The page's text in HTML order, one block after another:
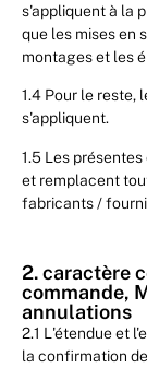
s'appliquent à la
que les mises en
montages et les
1.4 Pour le reste,
s'appliquent.
1.5 Les présentes
et remplacent
fabricants /
2. caractère
commande,
annulations
2.1 L'étendue et
la confirmation